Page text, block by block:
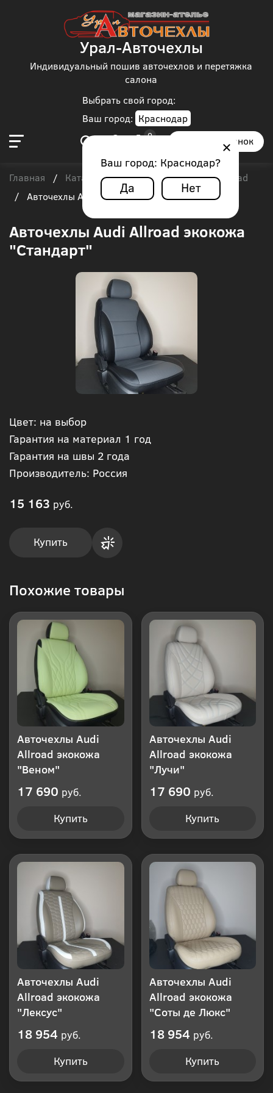
Выбрать свой город:
Ваш город: Краснодар
Ваш город: Краснодар?
Да Нет
Урал-Авточехлы
Индивидуальный пошив авточехлов и перетяжка
салона
Заказать звонок
Главная / Каталог чехлов / Audi / Audi Allroad
/
Авточехлы Audi Allroad экокожа "Стандарт"
Авточехлы Audi Allroad экокожа
"Стандарт"
Цвет: на выбор
Гарантия на материал 1 год
Гарантия на швы 2 года
Производитель: Россия
15 163 руб.
Купить
Похожие товары
Авточехлы Audi
Allroad экокожа
"Веном"
17 690 руб.
Купить
Авточехлы Audi
Allroad экокожа
"Лучи"
17 690 руб.
Купить
Авточехлы Audi
Allroad экокожа
"Лексус"
18 954 руб.
Купить
Авточехлы Audi
Allroad экокожа
"Соты де Люкс"
18 954 руб.
Купить